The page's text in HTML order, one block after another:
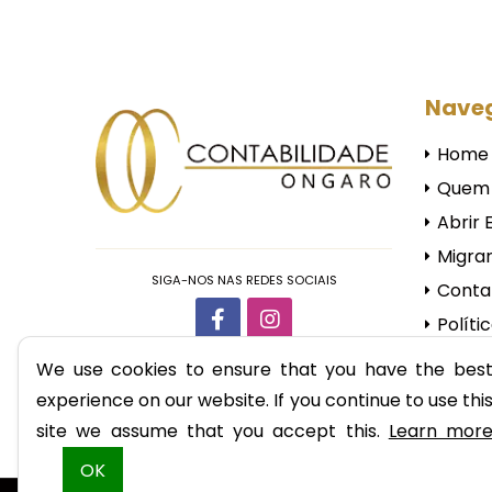
SIGA-NOS NAS REDES SOCIAIS
Home
Abrir
We use cookies to ensure that you have the best
experience on our website. If you continue to use this
site we assume that you accept this. Learn more
OK